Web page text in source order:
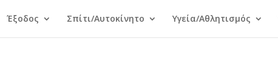
Έξοδος Σπίτι/Αυτοκίνητο Υγεία/Αθλητισμός